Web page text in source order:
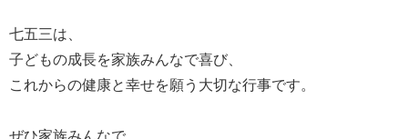
七五三は、
子どもの成長を家族みんなで喜び、
これからの健康と幸せを願う大切な行事です。
ぜひ家族みんなで、